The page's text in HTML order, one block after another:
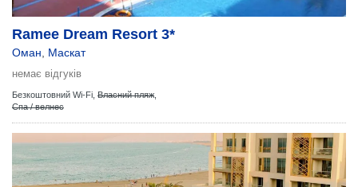
Ramee Dream Resort 3*
Оман Маскат
немає відгуків
Безкоштовний Wi-Fi, Власний пляж
Спа / велнес